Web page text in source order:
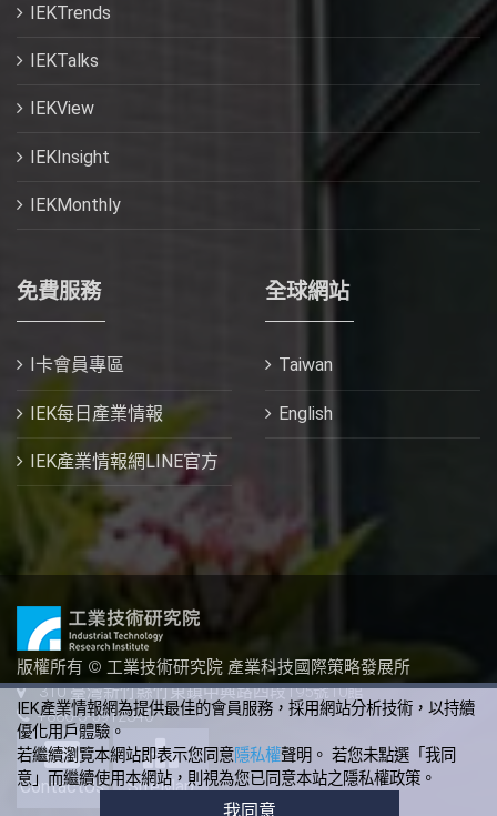
IEKTrends
IEKTalks
IEKView
IEKInsight
IEKMonthly
免費服務
I卡會員專區
IEK每日產業情報
IEK產業情報網LINE官方
全球網站
Taiwan
English
版權所有 © 工業技術研究院 產業科技國際策略發展所
310 臺灣新竹縣竹東鎮中興路四段195號10館
+886-3-5912340
ContactUs SiteMap
IEK產業情報網為提供最佳的會員服務，採用網站分析技術，以持續
優化用戶體驗。
若繼續瀏覽本網站即表示您同意隱私權聲明。 若您未點選「我同
意」而繼續使用本網站，則視為您已同意本站之隱私權政策。
我同意